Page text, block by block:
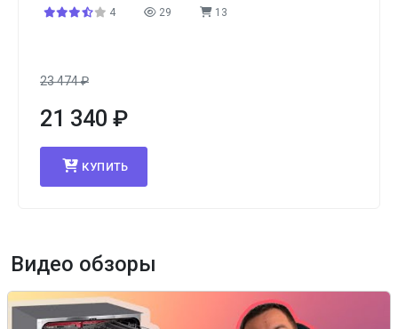
4 29 13
23 474₽
21 340 ₽
КУПИТЬ
Видео обзоры